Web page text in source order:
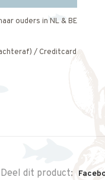
ouders in NL & BE
/ Creditcard
Deel dit product: